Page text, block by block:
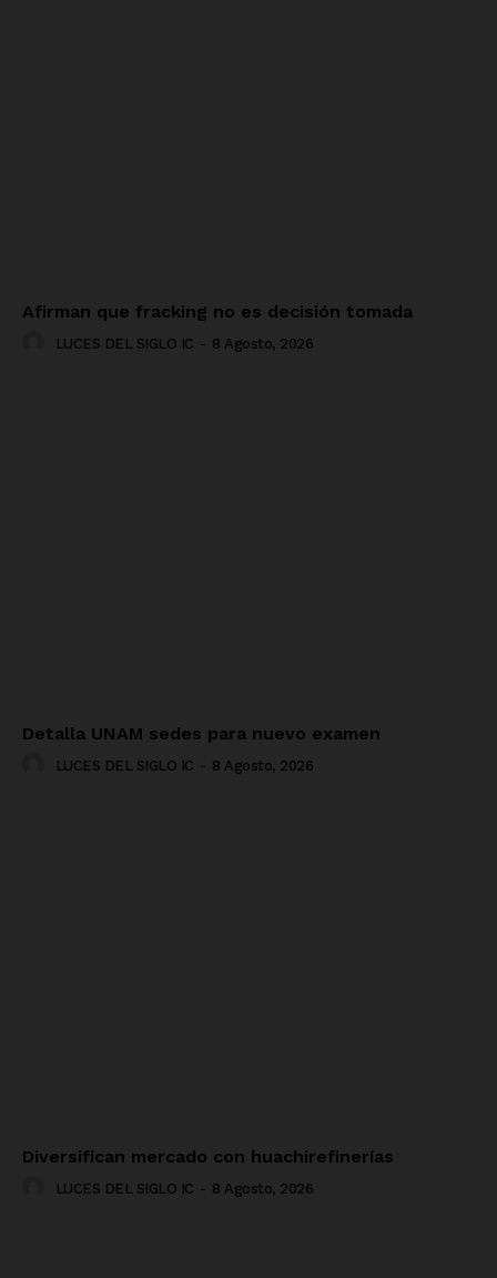
Afirman que fracking no es decisión tomada
LUCES DEL SIGLO IC - 8 Agosto, 2026
Detalla UNAM sedes para nuevo examen
LUCES DEL SIGLO IC - 8 Agosto, 2026
Diversifican mercado con huachirefinerías
LUCES DEL SIGLO IC - 8 Agosto, 2026